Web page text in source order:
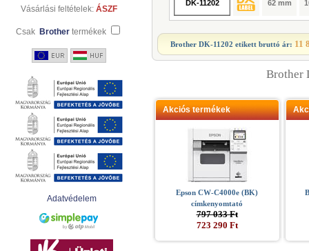
Vásárlási feltételek: ÁSZF
Csak Brother termékek
Adatvédelem
DK-11202 62 mm
Brother DK-11202 etikett bruttó ár: 11
Brother
Akciós termékek
Epson CW-C4000e (BK)
címkenyomtató
797 033 Ft
723 290 Ft